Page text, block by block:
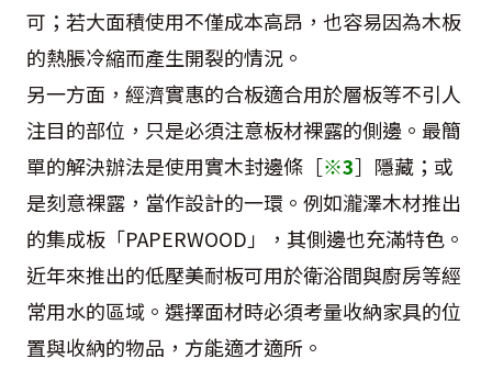
可；若大面積使用不僅成本高昂，也容易因為木板
的熱脹冷縮而產生開裂的情況。
另一方面，經濟實惠的合板適合用於層板等不引人
注目的部位，只是必須注意板材裸露的側邊。最簡
單的解決辦法是使用實木封邊條［※3］隱藏；或
是刻意裸露，當作設計的一環。例如瀧澤木材推出
的集成板「PAPERWOOD 」，其側邊也充滿特色。
近年來推出的低壓美耐板可用於衛浴間與廚房等經
常用水的區域。選擇面材時必須考量收納家具的位
置與收納的物品，方能適才適所。